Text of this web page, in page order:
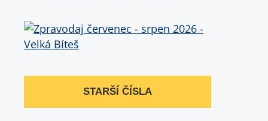
STARŠÍ ČÍSLA